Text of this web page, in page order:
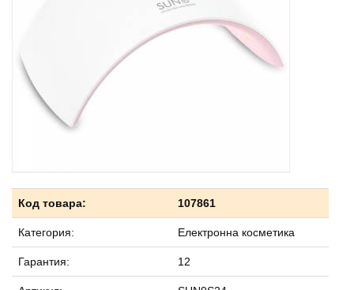
Код товара: 107861
Категория: Електронна косметика
Гарантия: 12